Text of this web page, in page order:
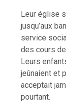
Leur église
jusqu’aux
service
des cours
Leurs
jeûnaient et
acceptait
pourtant.